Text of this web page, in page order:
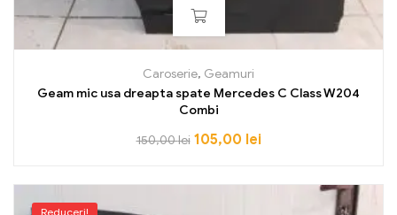
Caroserie, Geamuri
Geam mic usa dreapta spate Mercedes C Class W204
Combi
150,00lei 105,00 lei
Reduceri!